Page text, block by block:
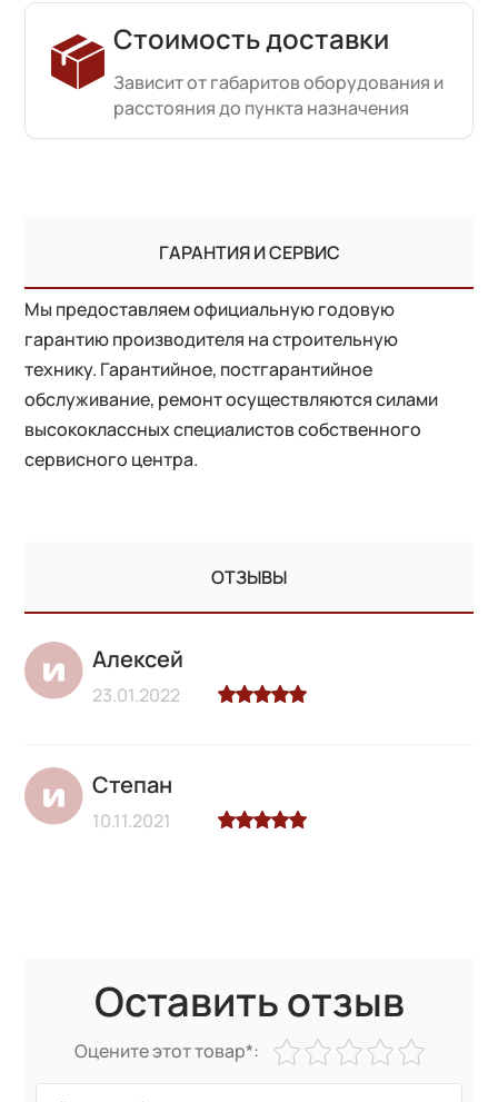
Стоимость доставки
Зависит от габаритов оборудования и
расстояния до пункта назначения
ГАРАНТИЯ И СЕРВИС
Мы предоставляем официальную годовую
гарантию производителя на строительную
технику. Гарантийное, постгарантийное
обслуживание, ремонт осуществляются силами
высококлассных специалистов собственного
сервисного центра.
ОТЗЫВЫ
Алексей
23.01.2022
Степан
10.11.2021
Оставить отзыв
Оцените этот товар*: